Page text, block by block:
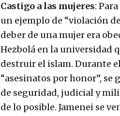
Castigo a las mujeres:
un ejemplo de “violación
deber de una mujer era
Hezbolá en la universidad
destruir el islam. Durante
“asesinatos por honor”,
de seguridad, judicial y
de lo posible. Jamenei se